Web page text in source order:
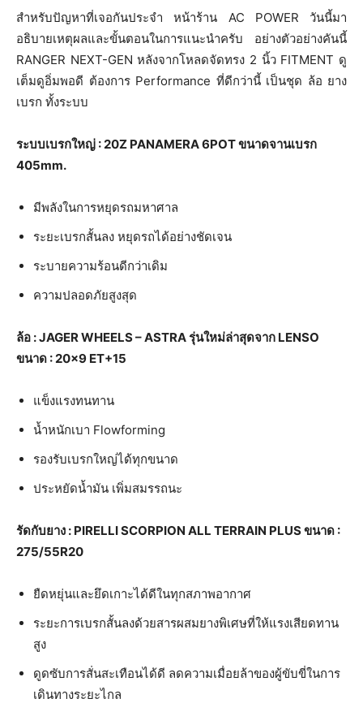
สำหรับปัญหาที่เจอกันประจำ หน้าร้าน AC POWER วันนี้มา
อธิบายเหตุผลและขั้นตอนในการแนะนำครับ อย่างตัวอย่างคันนี้
RANGER NEXT-GEN หลังจากโหลดจัดทรง 2 นิ้ว FITMENT ดู
เต็มดูอิ่มพอดี ต้องการ Performance ที่ดีกว่านี้ เป็นชุด ล้อ ยาง
เบรก ทั้งระบบ
ระบบเบรกใหญ่ : 20Z PANAMERA 6POT ขนาดจานเบรก
405mm.
มีพลังในการหยุดรถมหาศาล
ระยะเบรกสั้นลง หยุดรถได้อย่างชัดเจน
ระบายความร้อนดีกว่าเดิม
ความปลอดภัยสูงสุด
ล้อ : JAGER WHEELS – ASTRA รุ่นใหม่ล่าสุดจาก LENSO
ขนาด : 20×9 ET+15
แข็งแรงทนทาน
น้ำหนักเบา Flowforming
รองรับเบรกใหญ่ได้ทุกขนาด
ประหยัดน้ำมัน เพิ่มสมรรถนะ
รัดกับยาง : PIRELLI SCORPION ALL TERRAIN PLUS ขนาด :
275/55R20
ยืดหยุ่นและยึดเกาะได้ดีในทุกสภาพอากาศ
ระยะการเบรกสั้นลงด้วยสารผสมยางพิเศษที่ให้แรงเสียดทาน
สูง
ดูดซับการสั่นสะเทือนได้ดี ลดความเมื่อยล้าของผู้ขับขี่ในการ
เดินทางระยะไกล